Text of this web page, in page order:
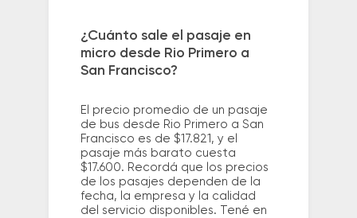
¿Cuánto sale el pasaje en
micro desde Rio Primero a
San Francisco?
El precio promedio de un pasaje
de bus desde Rio Primero a San
Francisco es de $17.821, y el
pasaje más barato cuesta
$17.600. Recordá que los precios
de los pasajes dependen de la
fecha, la empresa y la calidad
del servicio disponibles. Tené en